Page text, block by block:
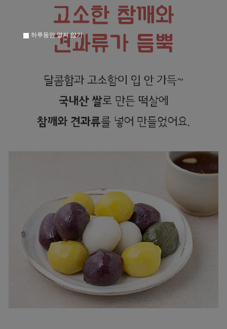
하루동안 열지 않기